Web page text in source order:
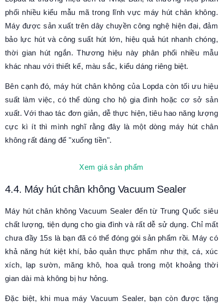
phối nhiều kiểu mẫu mã trong lĩnh vực máy hút chân không.
Máy được sản xuất trên dây chuyền công nghệ hiện đại, đảm
bảo lực hút và công suất hút lớn, hiệu quả hút nhanh chóng,
thời gian hút ngắn. Thương hiệu này phân phối nhiều mẫu
khác nhau với thiết kế, màu sắc, kiểu dáng riêng biệt.
Bên cạnh đó, máy hút chân không của Lopda còn tối ưu hiệu
suất làm việc, có thể dùng cho hộ gia đình hoặc cơ sở sản
xuất. Với thao tác đơn giản, dễ thực hiện, tiêu hao năng lượng
cực kì ít thì mình nghĩ rằng đây là một dòng máy hút chân
không rất đáng để "xuống tiền".
Xem giá sản phẩm
4.4. Máy hút chân không Vacuum Sealer
Máy hút chân không Vacuum Sealer đến từ Trung Quốc siêu
chất lượng, tiện dụng cho gia đình và rất dễ sử dụng. Chỉ mất
chưa đầy 15s là bạn đã có thể đóng gói sản phẩm rồi. Máy có
khả năng hút kiệt khí, bảo quản thực phẩm như thịt, cá, xúc
xích, lạp sườn, măng khô, hoa quả trong một khoảng thời
gian dài mà không bị hư hỏng.
Đặc biệt, khi mua máy Vacuum Sealer, bạn còn được tặng